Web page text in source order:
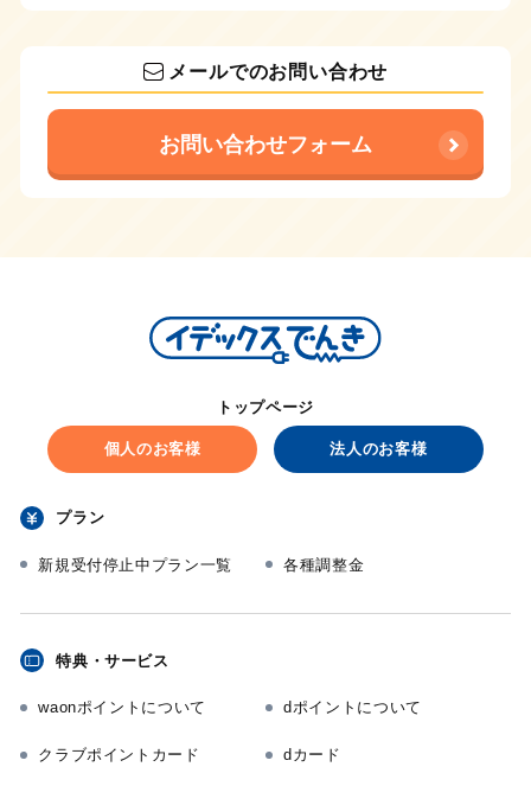
メールでのお問い合わせ
お問い合わせフォーム
トップページ
個人のお客様 法人のお客様
プラン
新規受付停止中プラン一覧 各種調整金
特典・サービス
waonポイントについて dポイントについて
クラブポイントカード dカード